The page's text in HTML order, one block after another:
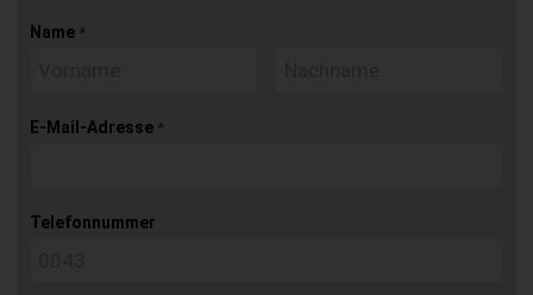
Name *
E-Mail-Adresse *
Telefonnummer